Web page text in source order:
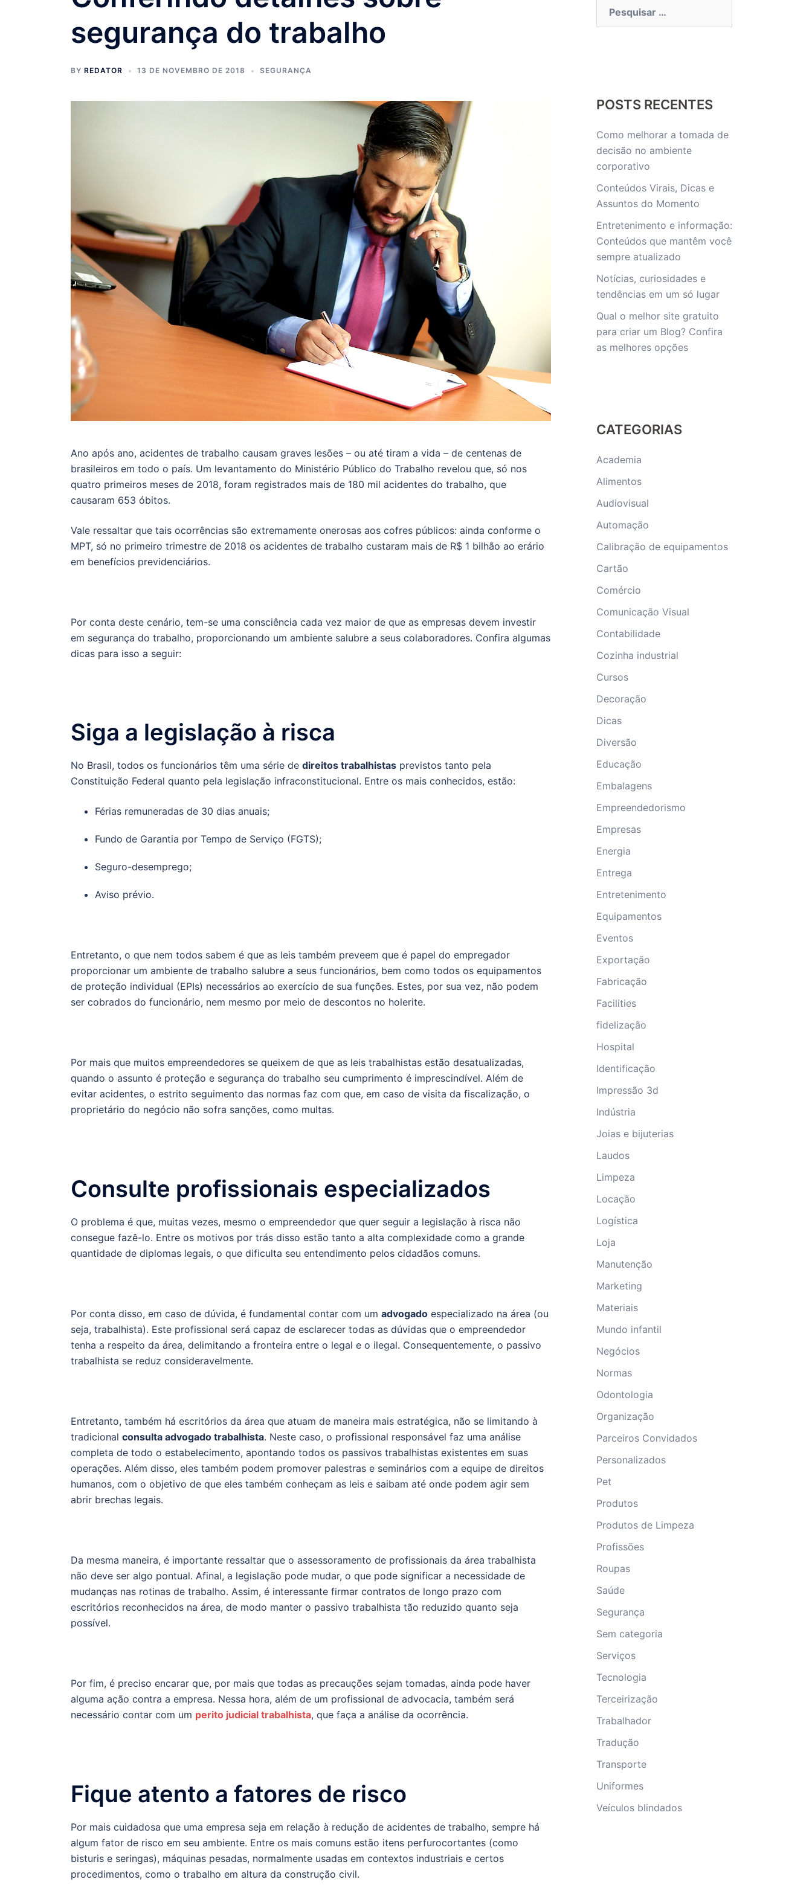
segurança do trabalho
BY REDATOR 13 DE NOVEMBRO DE 2018 SEGURANÇA
Ano após ano, acidentes de trabalho causam graves lesões – ou até tiram a vida – de centenas de
brasileiros em todo o país. Um levantamento do Ministério Público do Trabalho revelou que, só nos
quatro primeiros meses de 2018, foram registrados mais de 180 mil acidentes do trabalho, que
causaram 653 óbitos.
Vale ressaltar que tais ocorrências são extremamente onerosas aos cofres públicos: ainda conforme o
MPT, só no primeiro trimestre de 2018 os acidentes de trabalho custaram mais de R$ 1 bilhão ao erário
em benefícios previdenciários.
Por conta deste cenário, tem-se uma consciência cada vez maior de que as empresas devem investir
em segurança do trabalho, proporcionando um ambiente salubre a seus colaboradores. Confira algumas
dicas para isso a seguir:
Siga a legislação à risca
No Brasil, todos os funcionários têm uma série de direitos trabalhistas previstos tanto pela
Constituição Federal quanto pela legislação infraconstitucional. Entre os mais conhecidos, estão:
Férias remuneradas de 30 dias anuais;
Fundo de Garantia por Tempo de Serviço (FGTS);
Seguro-desemprego;
Aviso prévio.
Entretanto, o que nem todos sabem é que as leis também preveem que é papel do empregador
proporcionar um ambiente de trabalho salubre a seus funcionários, bem como todos os equipamentos
de proteção individual (EPIs) necessários ao exercício de sua funções. Estes, por sua vez, não podem
ser cobrados do funcionário, nem mesmo por meio de descontos no holerite.
Por mais que muitos empreendedores se queixem de que as leis trabalhistas estão desatualizadas,
quando o assunto é proteção e segurança do trabalho seu cumprimento é imprescindível. Além de
evitar acidentes, o estrito seguimento das normas faz com que, em caso de visita da fiscalização, o
proprietário do negócio não sofra sanções, como multas.
Consulte profissionais especializados
O problema é que, muitas vezes, mesmo o empreendedor que quer seguir a legislação à risca não
consegue fazê-lo. Entre os motivos por trás disso estão tanto a alta complexidade como a grande
quantidade de diplomas legais, o que dificulta seu entendimento pelos cidadãos comuns.
Por conta disso, em caso de dúvida, é fundamental contar com um advogado especializado na área (ou
seja, trabalhista). Este profissional será capaz de esclarecer todas as dúvidas que o empreendedor
tenha a respeito da área, delimitando a fronteira entre o legal e o ilegal. Consequentemente, o passivo
trabalhista se reduz consideravelmente.
Entretanto, também há escritórios da área que atuam de maneira mais estratégica, não se limitando à
tradicional consulta advogado trabalhista. Neste caso, o profissional responsável faz uma análise
completa de todo o estabelecimento, apontando todos os passivos trabalhistas existentes em suas
operações. Além disso, eles também podem promover palestras e seminários com a equipe de direitos
humanos, com o objetivo de que eles também conheçam as leis e saibam até onde podem agir sem
abrir brechas legais.
Da mesma maneira, é importante ressaltar que o assessoramento de profissionais da área trabalhista
não deve ser algo pontual. Afinal, a legislação pode mudar, o que pode significar a necessidade de
mudanças nas rotinas de trabalho. Assim, é interessante firmar contratos de longo prazo com
escritórios reconhecidos na área, de modo manter o passivo trabalhista tão reduzido quanto seja
possível.
Por fim, é preciso encarar que, por mais que todas as precauções sejam tomadas, ainda pode haver
alguma ação contra a empresa. Nessa hora, além de um profissional de advocacia, também será
necessário contar com um perito judicial trabalhista, que faça a análise da ocorrência.
Fique atento a fatores de risco
Por mais cuidadosa que uma empresa seja em relação à redução de acidentes de trabalho, sempre há
algum fator de risco em seu ambiente. Entre os mais comuns estão itens perfurocortantes (como
bisturis e seringas), máquinas pesadas, normalmente usadas em contextos industriais e certos
procedimentos, como o trabalho em altura da construção civil.
POSTS RECENTES
Como melhorar a tomada de
decisão no ambiente
corporativo
Conteúdos Virais, Dicas e
Assuntos do Momento
Entretenimento e informação:
Conteúdos que mantêm você
sempre atualizado
Notícias, curiosidades e
tendências em um só lugar
Qual o melhor site gratuito
para criar um Blog? Confira
as melhores opções
CATEGORIAS
Academia
Alimentos
Audiovisual
Automação
Calibração de equipamentos
Cartão
Comércio
Comunicação Visual
Contabilidade
Cozinha industrial
Cursos
Decoração
Dicas
Diversão
Educação
Embalagens
Empreendedorismo
Empresas
Energia
Entrega
Entretenimento
Equipamentos
Eventos
Exportação
Fabricação
Facilities
fidelização
Hospital
Identificação
Impressão 3d
Indústria
Joias e bijuterias
Laudos
Limpeza
Locação
Logística
Loja
Manutenção
Marketing
Materiais
Mundo infantil
Negócios
Normas
Odontologia
Organização
Parceiros Convidados
Personalizados
Pet
Produtos
Produtos de Limpeza
Profissões
Roupas
Saúde
Segurança
Sem categoria
Serviços
Tecnologia
Terceirização
Trabalhador
Tradução
Transporte
Uniformes
Veículos blindados